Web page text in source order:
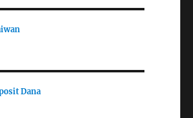
Dana